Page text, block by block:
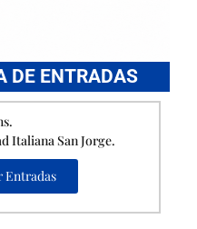
DE ENTRADAS
Italiana San Jorge.
Entradas